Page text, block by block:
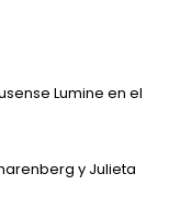
Lumine en el
y Julieta